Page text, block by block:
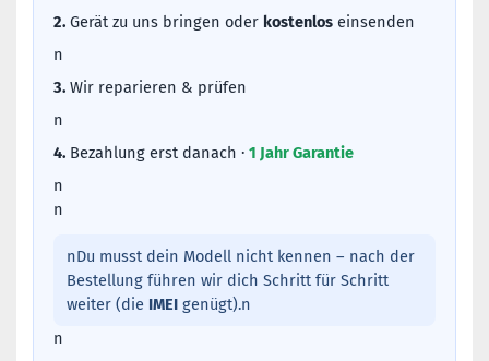
2. Gerät zu uns bringen oder kostenlos einsenden
n
3. Wir reparieren & prüfen
n
4. Bezahlung erst danach · 1 Jahr Garantie
n
n
nDu musst dein Modell nicht kennen – nach der
Bestellung führen wir dich Schritt für Schritt
weiter (die IMEI genügt).n
n